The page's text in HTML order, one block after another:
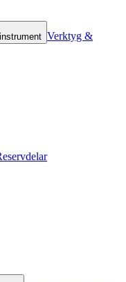
Verktyg &